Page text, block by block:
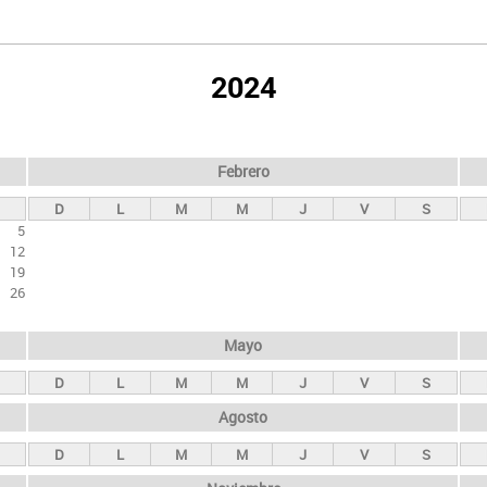
2024
5
12
19
26
Febrero
D L M M J V S
Mayo
D L M M J V S
Agosto
D L M M J V S